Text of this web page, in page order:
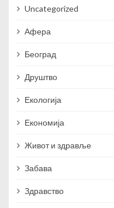
Uncategorized
Афера
Београд
Друштво
Екологија
Економија
Живот и здравље
Забава
Здравство